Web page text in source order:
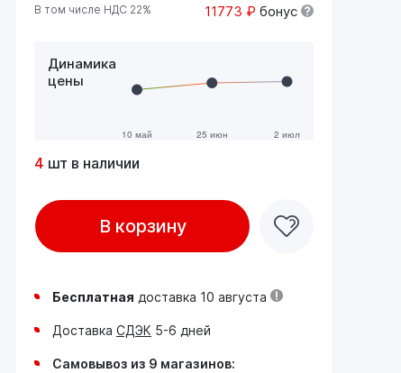
В том числе НДС 22% 11773 ₽ бонус
Динамика
цены
4 шт в наличии
В корзину
Бесплатная доставка 10 августа
Доставка СДЭК 5-6 дней
Самовывоз из 9 магазинов: